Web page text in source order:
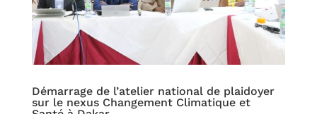
Démarrage de l’atelier national de plaidoyer
sur le nexus Changement Climatique et